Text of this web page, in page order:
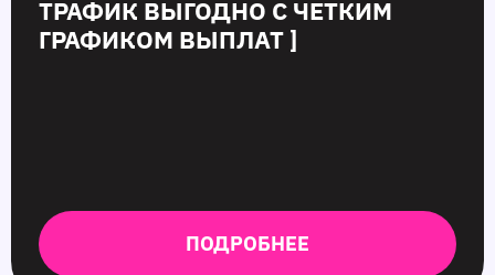
ТРАФИК ВЫГОДНО С ЧЕТКИМ
ГРАФИКОМ ВЫПЛАТ ]
ПОДРОБНЕЕ